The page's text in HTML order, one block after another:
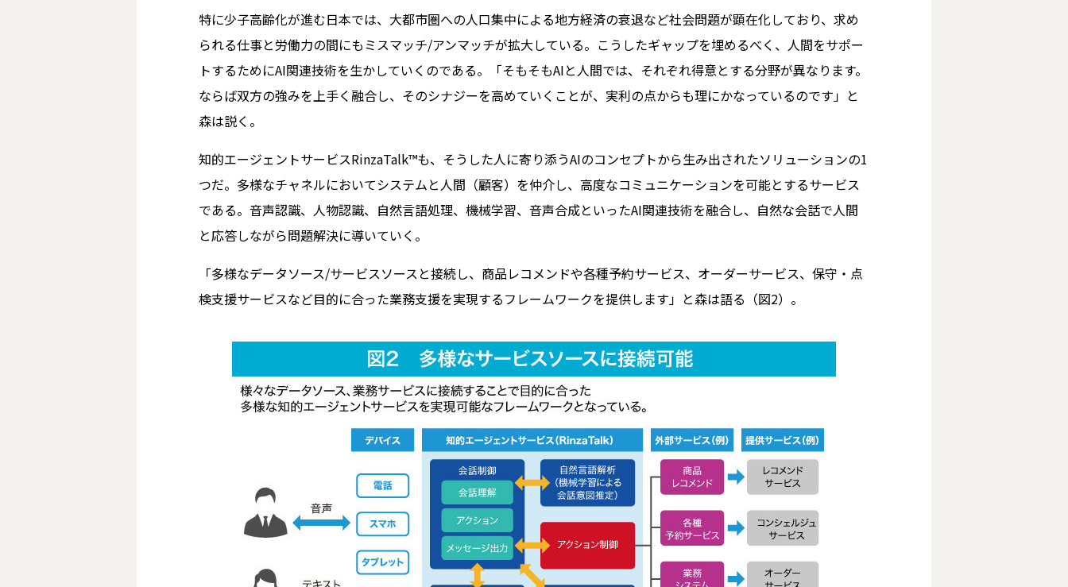
特に少子高齢化が進む日本では、大都市圏への人口集中による地方経済の衰退など社会問題が顕在化しており、求め
られる仕事と労働力の間にもミスマッチ/アンマッチが拡大している。こうしたギャップを埋めるべく、人間をサポー
トするためにAI関連技術を生かしていくのである。「そもそもAIと人間では、それぞれ得意とする分野が異なります。
ならば双方の強みを上手く融合し、そのシナジーを高めていくことが、実利の点からも理にかなっているのです」と
森は説く。
知的エージェントサービスRinzaTalk™も、そうした人に寄り添うAIのコンセプトから生み出されたソリューションの1
つだ。多様なチャネルにおいてシステムと人間（顧客）を仲介し、高度なコミュニケーションを可能とするサービス
である。音声認識、人物認識、自然言語処理、機械学習、音声合成といったAI関連技術を融合し、自然な会話で人間
と応答しながら問題解決に導いていく。
「多様なデータソース/サービスソースと接続し、商品レコメンドや各種予約サービス、オーダーサービス、保守・点
検支援サービスなど目的に合った業務支援を実現するフレームワークを提供します」と森は語る（図2）。